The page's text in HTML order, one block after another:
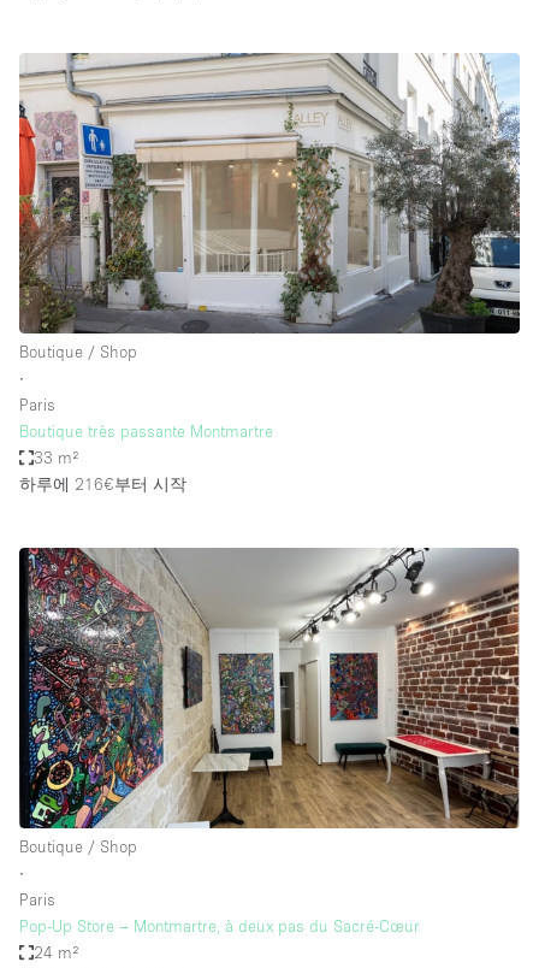
Boutique / Shop
∙
Paris
Boutique très passante Montmartre
33 m²
하루에 216€부터 시작
Boutique / Shop
∙
Paris
Pop-Up Store – Montmartre, à deux pas du Sacré-Cœur
24 m²